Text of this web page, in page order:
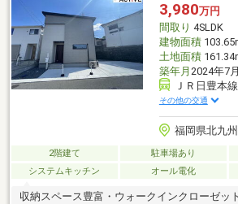
3,980万円
間取り 4SLDK
建物面積
土地面積
築年月 2024年7
ＪＲ日豊本
その他の交通
福岡県北九
2階建て 駐車場あり
システムキッチン
オール電化
収納スペース豊富・ウォークインクローゼッ